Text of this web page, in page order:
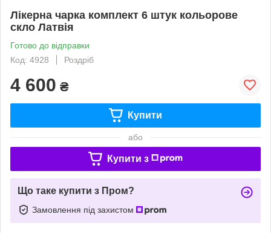
Лікерна чарка комплект 6 штук кольорове
скло Латвія
Готово до відправки
Код: 4928
Роздріб
4 600 ₴
Купити
або
Купити з
Що таке купити з Пром?
Замовлення під захистом